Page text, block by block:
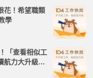
花！希望職類
學
「查看相似工
航力大升級｜